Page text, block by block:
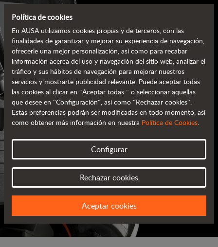
CATÁLOGOS AUSA
TODA LA INFORMACIÓN EN TU MANO
Política de cookies
En AUSA utilizamos cookies propias y de terceros, con las
finalidades de garantizar y mejorar su experiencia de navegación,
ofrecerle una mejor personalización, así como para recabar
información acerca del uso y navegación del sitio web, analizar el
tráfico y sus hábitos de navegación para mejorar nuestros
servicios y mostrarte publicidad relevante. Puede aceptar todas
las cookies al clicar en ¨Aceptar todas ¨ o seleccionar aquellas
que desee en ¨Configuración¨, así como ¨Rechazar cookies¨.
Estas preferencias podrán ser modificadas en todo momento, así
como obtener más información en nuestra Política de Cookies.
Configurar
Rechazar cookies
Aceptar cookies